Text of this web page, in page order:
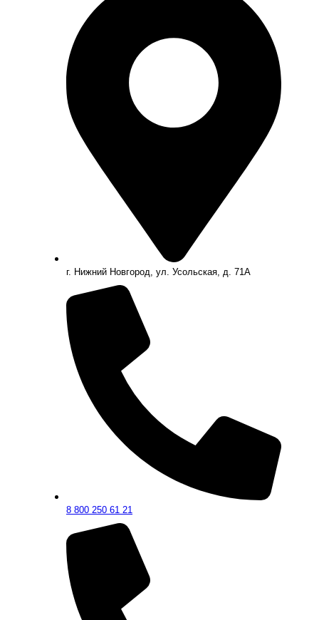
г. Нижний Новгород, ул. Усольская, д. 71А
8 800 250 61 21